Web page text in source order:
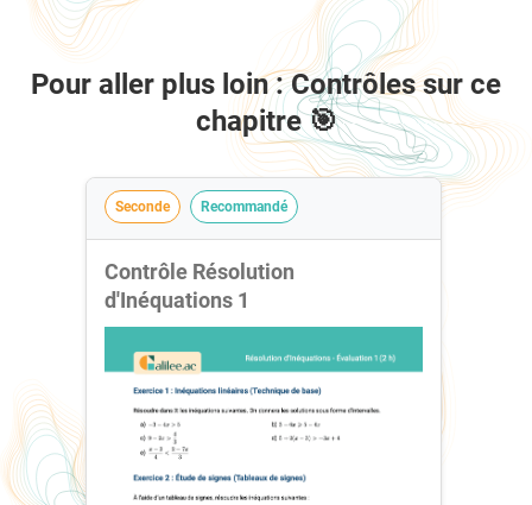
Pour aller plus loin : Contrôles sur ce
chapitre 🎯
Seconde Recommandé
Contrôle Résolution
d'Inéquations 1